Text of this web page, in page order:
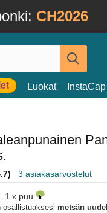
CH2026
Luokat InstaCap
3 asiakasarvostelut
1 x puu
osallistuaksesi metsän